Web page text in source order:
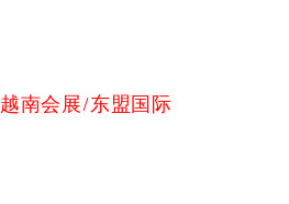
越南会展/东盟国际